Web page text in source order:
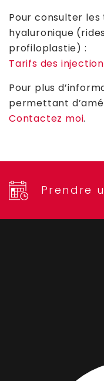
Pour consulter les
hyaluronique
profiloplastie) :
Tarifs des
Pour plus
permettant
Contactez moi.
Prendre